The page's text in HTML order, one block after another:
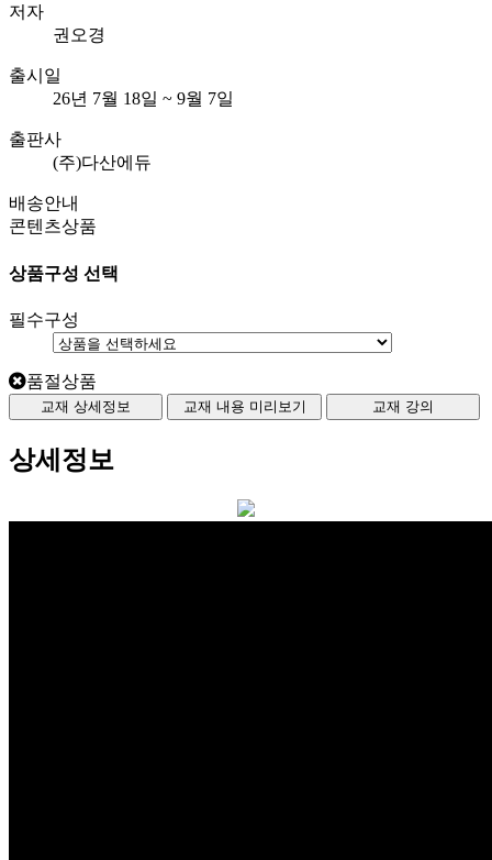
저자
권오경
출시일
26년 7월 18일 ~ 9월 7일
출판사
(주)다산에듀
배송안내
콘텐츠상품
상품구성 선택
필수구성
품절상품
교재 상세정보 교재 내용 미리보기 교재 강의
상세정보